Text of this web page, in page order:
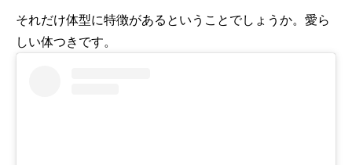
それだけ体型に特徴があるということでしょうか。愛ら
しい体つきです。